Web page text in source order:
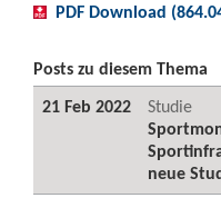
PDF Download
Posts zu diesem Thema
21 Feb 2022
Studie
neue